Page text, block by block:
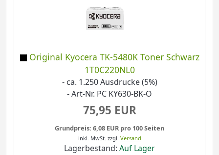
Original Kyocera TK-5480K Toner Schwarz
1T0C220NL0
- ca. 1.250 Ausdrucke (5%)
- Art-Nr. PC KY630-BK-O
75,95 EUR
Grundpreis: 6,08 EUR pro 100 Seiten
inkl. MwSt. zzgl. Versand
Lagerbestand: Auf Lager